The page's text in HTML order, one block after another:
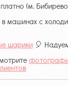
(м.
машинах с
шарики 🎈